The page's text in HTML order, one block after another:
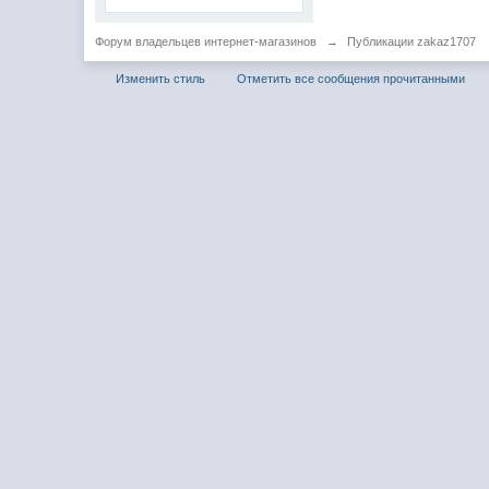
Форум владельцев интернет-магазинов → Публикации zakaz1707
Изменить стиль Отметить все сообщения прочитанными